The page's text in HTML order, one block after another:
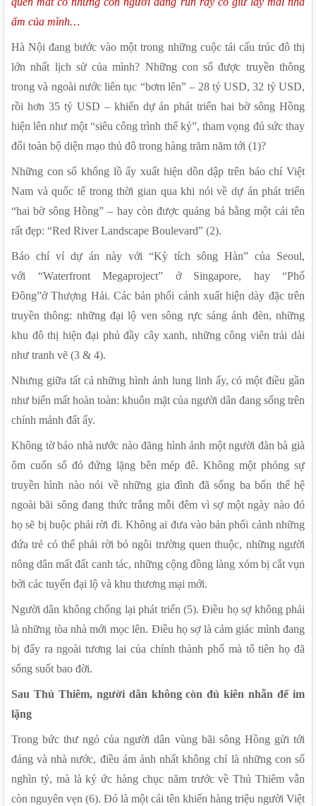
ấm của mình…
Hà Nội đang bước vào một trong những cuộc tái cấu trúc đô thị
lớn nhất lịch sử của mình? Những con số được truyền thông
trong và ngoài nước liên tục “bơm lên” – 28 tỷ USD, 32 tỷ USD,
rồi hơn 35 tỷ USD – khiến dự án phát triển hai bờ sông Hồng
hiện lên như một “siêu công trình thế kỷ”, tham vọng đủ sức thay
đổi toàn bộ diện mạo thủ đô trong hàng trăm năm tới (1)?
Những con số khổng lồ ấy xuất hiện dồn dập trên báo chí Việt
Nam và quốc tế trong thời gian qua khi nói về dự án phát triển
“hai bờ sông Hồng” – hay còn được quảng bá bằng một cái tên
rất đẹp: “Red River Landscape Boulevard” (2).
Báo chí ví dự án này với “Kỳ tích sông Hàn” của Seoul,
với “Waterfront Megaproject” ở Singapore, hay “Phố
Đông”ở Thượng Hải. Các bản phối cảnh xuất hiện dày đặc trên
truyền thông: những đại lộ ven sông rực sáng ánh đèn, những
khu đô thị hiện đại phủ đầy cây xanh, những công viên trải dài
như tranh vẽ (3 & 4).
Nhưng giữa tất cả những hình ảnh lung linh ấy, có một điều gần
như biến mất hoàn toàn: khuôn mặt của người dân đang sống trên
chính mảnh đất ấy.
Không tờ báo nhà nước nào đăng hình ảnh một người đàn bà già
ôm cuốn sổ đỏ đứng lặng bên mép đê. Không một phóng sự
truyền hình nào nói về những gia đình đã sống ba bốn thế hệ
ngoài bãi sông đang thức trắng mỗi đêm vì sợ một ngày nào đó
họ sẽ bị buộc phải rời đi. Không ai đưa vào bản phối cảnh những
đứa trẻ có thể phải rời bỏ ngôi trường quen thuộc, những người
nông dân mất đất canh tác, những cộng đồng làng xóm bị cắt vụn
bởi các tuyến đại lộ và khu thương mại mới.
Người dân không chống lại phát triển (5). Điều họ sợ không phải
là những tòa nhà mới mọc lên. Điều họ sợ là cảm giác mình đang
bị đẩy ra ngoài tương lai của chính thành phố mà tổ tiên họ đã
sống suốt bao đời.
Sau Thủ Thiêm, người dân không còn đủ kiên nhẫn để im
lặng
Trong bức thư ngỏ của người dân vùng bãi sông Hồng gửi tới
đảng và nhà nước, điều ám ảnh nhất không chỉ là những con số
nghìn tỷ, mà là ký ức hàng chục năm trước về Thủ Thiêm vẫn
còn nguyên vẹn (6). Đó là một cái tên khiến hàng triệu người Việt